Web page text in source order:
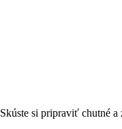
si pripraviť chutné